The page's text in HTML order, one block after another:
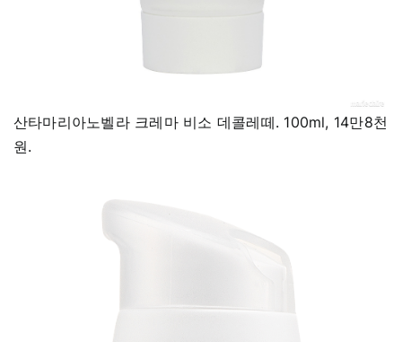
산타마리아노벨라 크레마 비소 데콜레떼. 100ml, 14만8천
원.